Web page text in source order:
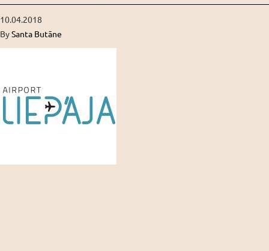
10.04.2018
BySanta Butāne